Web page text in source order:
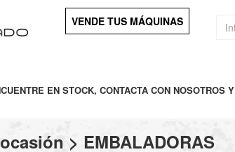
VENDE TUS MÁQUINAS
EN STOCK, CONTACTA CON NOSOTROS
> EMBALADORAS